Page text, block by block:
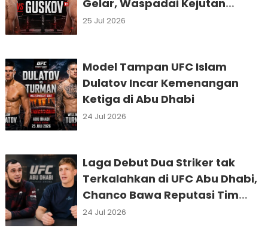
Gelar, Waspadai Kejutan
Guskov di Abu Dhabi
25 Jul 2026
Model Tampan UFC Islam
Dulatov Incar Kemenangan
Ketiga di Abu Dhabi
24 Jul 2026
Laga Debut Dua Striker tak
Terkalahkan di UFC Abu Dhabi,
Chanco Bawa Reputasi Tim
Khabib
24 Jul 2026